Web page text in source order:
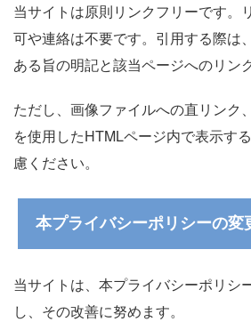
当サイトは原則リンクフリーです。
可や連絡は不要です。引用する際は
ある旨の明記と該当ページへのリン
ただし、画像ファイルへの直リンク
を使用したHTMLページ内で表示す
慮ください。
本プライバシーポリシーの変
当サイトは、本プライバシーポリシ
し、その改善に努めます。